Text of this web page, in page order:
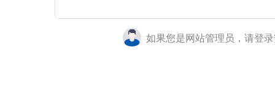
如果您是网站管理员，请登